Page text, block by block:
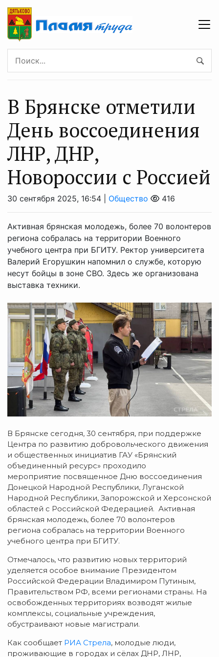
В Брянске отметили
День воссоединения
ЛНР, ДНР,
Новороссии с Россией
30 сентября 2025, 16:54 | Общество 416
Активная брянская молодежь, более 70 волонтеров
региона собралась на территории Военного
учебного центра при БГИТУ. Ректор университета
Валерий Егорушкин напомнил о службе, которую
несут бойцы в зоне СВО. Здесь же организована
выставка техники.
В Брянске сегодня, 30 сентября, при поддержке
Центра по развитию добровольческого движения
и общественных инициатив ГАУ «Брянский
объединенный ресурс» проходило
мероприятие посвященное Дню воссоединения
Донецкой Народной Республики, Луганской
Народной Республики, Запорожской и Херсонской
областей с Российской Федерацией. Активная
брянская молодежь, более 70 волонтеров
региона собралась на территории Военного
учебного центра при БГИТУ.
Отмечалось, что развитию новых территорий
уделяется особое внимание Президентом
Российской Федерации Владимиром Путиным,
Правительством РФ, всеми регионами страны. На
освобожденных территориях возводят жилые
комплексы, социальные учреждения,
обустраивают новые магистрали.
Как сообщает РИА Стрела, молодые люди,
проживающие в городах и сёлах ДНР, ЛНР,